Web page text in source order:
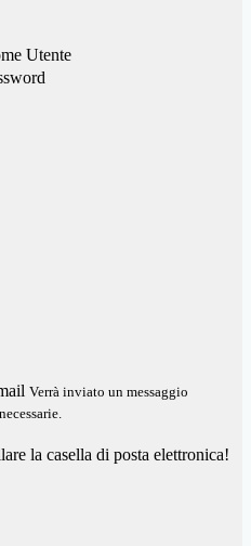
Utente
Verrà inviato un messaggio
la casella di posta elettronica!